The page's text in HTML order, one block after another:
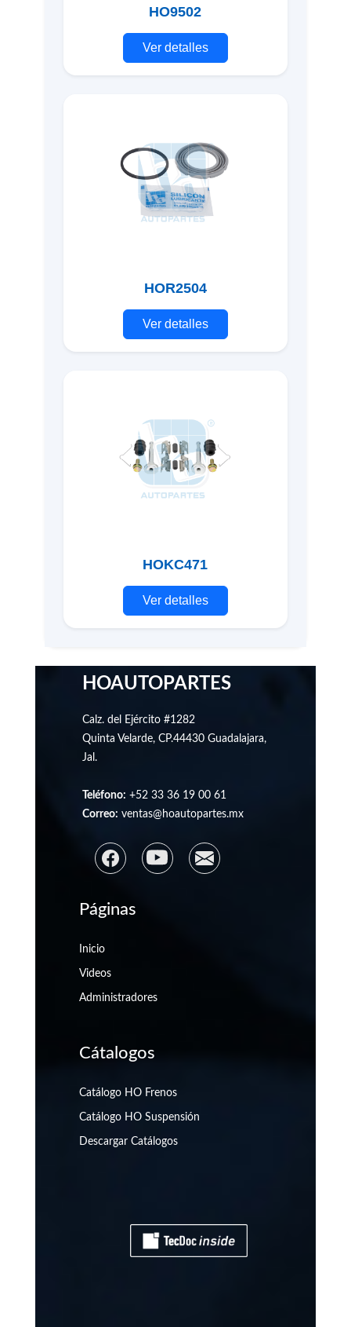
HO9502
Ver detalles
HOR2504
Ver detalles
HOKC471
Ver detalles
HOAUTOPARTES
Calz. del Ejército #1282
Quinta Velarde, CP.44430 Guadalajara,
Jal.
Teléfono: +52 33 36 19 00 61
Correo: ventas@hoautopartes.mx
Páginas
Inicio
Videos
Administradores
Cátalogos
Catálogo HO Frenos
Catálogo HO Suspensión
Descargar Catálogos